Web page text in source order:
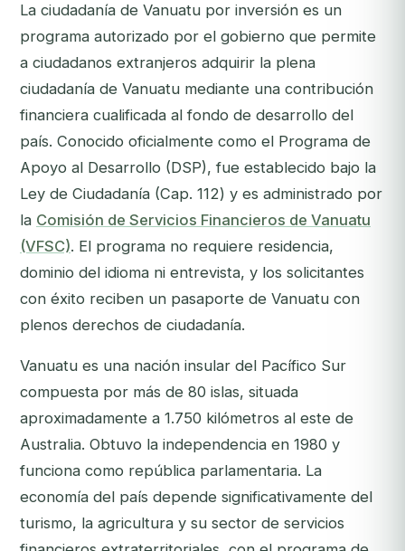
La ciudadanía de Vanuatu por inversión es un
programa autorizado por el gobierno que permite
a ciudadanos extranjeros adquirir la plena
ciudadanía de Vanuatu mediante una contribución
financiera cualificada al fondo de desarrollo del
país. Conocido oficialmente como el Programa de
Apoyo al Desarrollo (DSP), fue establecido bajo la
Ley de Ciudadanía (Cap. 112) y es administrado por
la Comisión de Servicios Financieros de Vanuatu
(VFSC). El programa no requiere residencia,
dominio del idioma ni entrevista, y los solicitantes
con éxito reciben un pasaporte de Vanuatu con
plenos derechos de ciudadanía.
Vanuatu es una nación insular del Pacífico Sur
compuesta por más de 80 islas, situada
aproximadamente a 1.750 kilómetros al este de
Australia. Obtuvo la independencia en 1980 y
funciona como república parlamentaria. La
economía del país depende significativamente del
turismo, la agricultura y su sector de servicios